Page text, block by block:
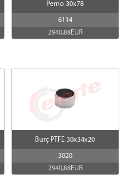
Perno 30x78
6114
2940,88EUR
Burç PTFE 30x34x20
3020
2940,88EUR